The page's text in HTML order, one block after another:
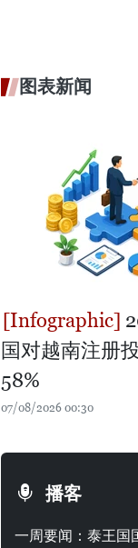
图表新闻
国对越南注册
58%
07/08/2026 00:30
播客
一周要闻：泰王国